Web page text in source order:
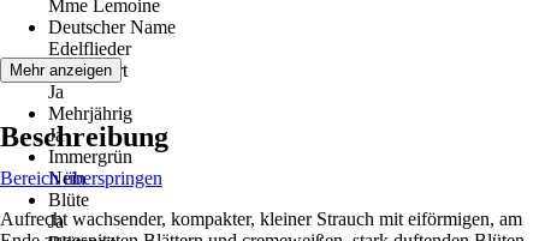
Mme Lemoine
Deutscher Name
Edelflieder
Winterhart
Ja
Mehrjährig
Ja
Immergrün
Nein
Blüte
Ja
Mehr anzeigen
Beschreibung
Bereich überspringen
Aufrecht wachsender, kompakter, kleiner Strauch mit eiförmigen, am